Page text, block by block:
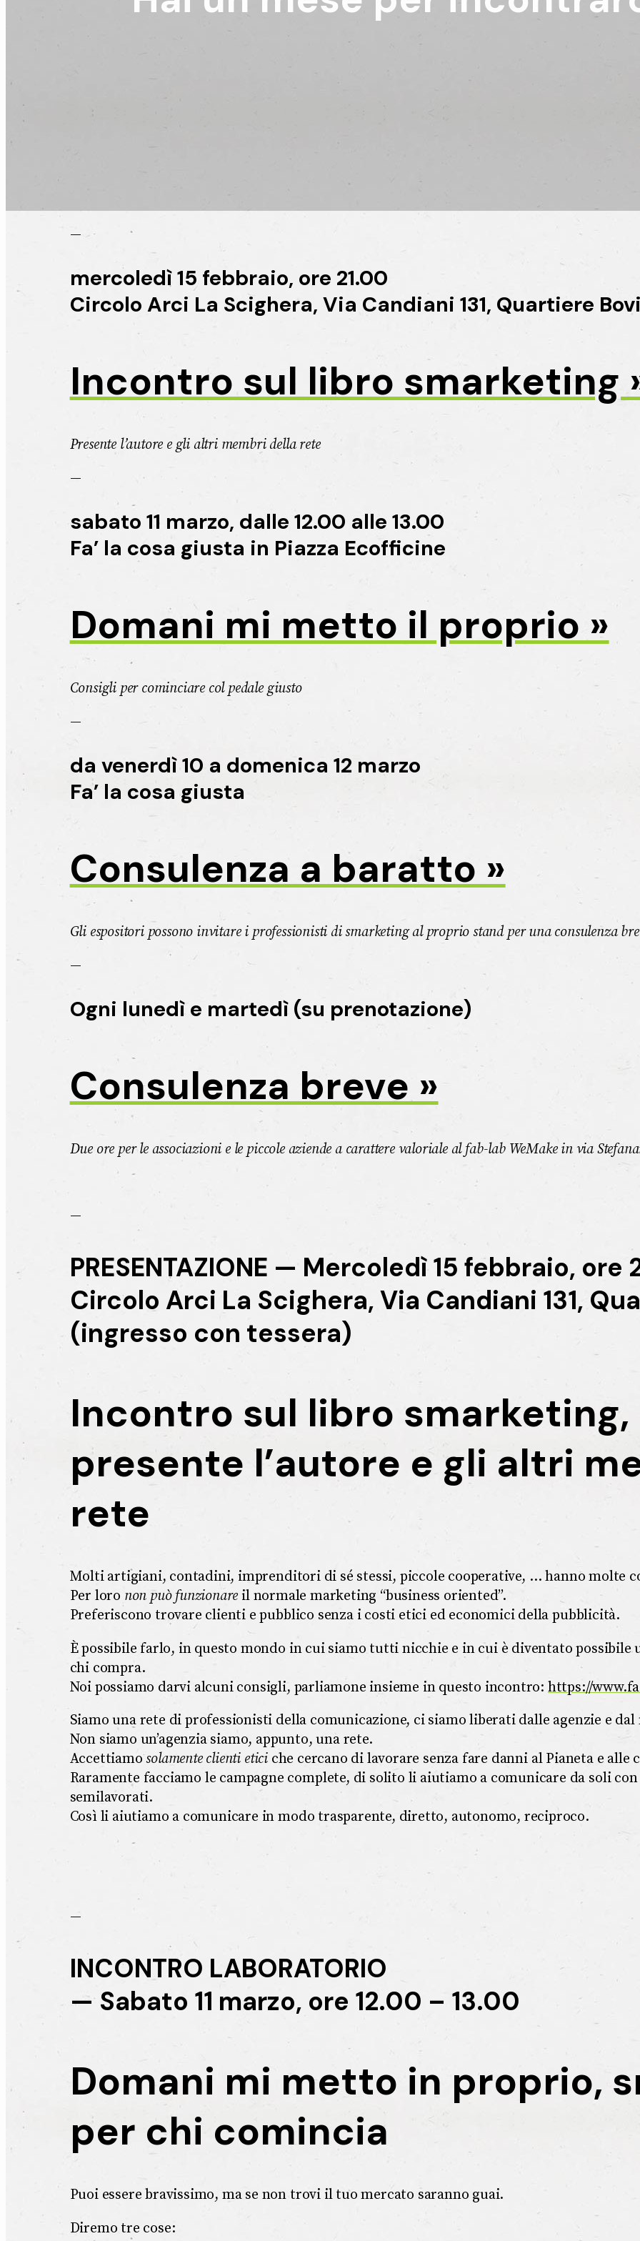
—
mercoledì15 febbraio, ore 21.00
Circolo Arci La Scighera, Via Candiani 131, Quartiere
Incontro sul libro smarketing
Presente l’autore e gli altri membri della rete
—
sabato 11 marzo, dalle 12.00 alle 13.00
Fa’ la cosa giusta in Piazza Ecofficine
Domani mi metto il proprio »
Consigli per cominciare col pedale giusto
—
da venerdì 10 a domenica 12 marzo
Fa’ la cosa giusta
Consulenza a baratto »
Gli espositori possono invitare i professionisti di smarketing al proprio stand per una consulenza
—
Ogni lunedì e martedì (su prenotazione)
Consulenza breve »
Due ore per le associazioni e le piccole aziende a carattere valoriale al fab-lab WeMake in via
—
PRESENTAZIONE — Mercoledì 15 febbraio, ore
Circolo Arci La Scighera, Via Candiani 131,
(ingresso con tessera)
Incontro sul libro smarketing,
presente l’autore e gli altri
rete
Molti artigiani, contadini, imprenditori di sé stessi, piccole cooperative, … hanno molte
Per loro non può funzionare il normale marketing “business oriented”.
Preferiscono trovare clienti e pubblico senza i costi etici ed economici della pubblicità.
È possibile farlo, in questo mondo in cui siamo tutti nicchie e in cui è diventato
chi compra.
Noi possiamo darvi alcuni consigli, parliamone insieme in questo incontro: https://
Siamo una rete di professionisti della comunicazione, ci siamo liberati dalle agenzie e
Non siamo un’agenzia siamo, appunto, una rete.
Accettiamosolamente clienti eticiche cercano di lavorare senza fare danni al Pianeta e alle
Raramente facciamo le campagne complete, di solito li aiutiamo a comunicare da soli
semilavorati.
Così li aiutiamo a comunicare in modo trasparente, diretto, autonomo, reciproco.
—
INCONTRO LABORATORIO
— Sabato 11 marzo, ore 12.00 – 13.00
Domani mi metto in proprio,
per chi comincia
Puoi essere bravissimo, ma se non trovi il tuo mercato saranno guai.
Diremo tre cose: